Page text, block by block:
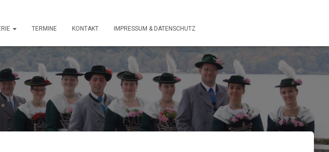
TERMINE KONTAKT IMPRESSUM & DATENSCHUTZ